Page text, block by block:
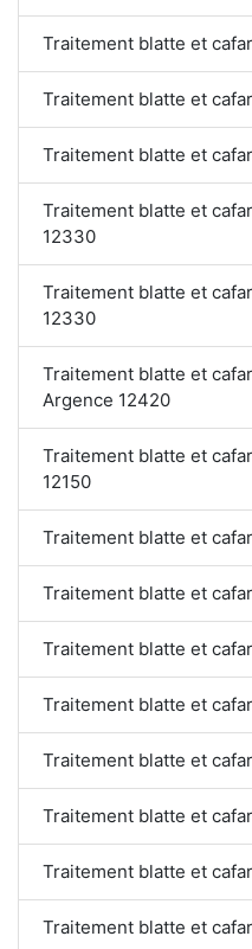
Traitement blatte et
Traitement blatte et
Traitement blatte et
Traitement blatte et
12330
Traitement blatte et
12330
Traitement blatte et
Argence 12420
Traitement blatte et
12150
Traitement blatte et
Traitement blatte et
Traitement blatte et
Traitement blatte et
Traitement blatte et
Traitement blatte et
Traitement blatte et
Traitement blatte et